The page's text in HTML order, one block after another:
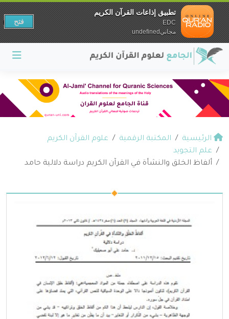
الرئيسية المكتبة الرقمية
علوم القرآن الكريم
علم التجويد
ألفاظ الخلق والنشأة في القرآن الكريم دراسة دلالية حامد
تطبيق إذاعات القرآن الكريم
EDC
مجانيundefined
فتح